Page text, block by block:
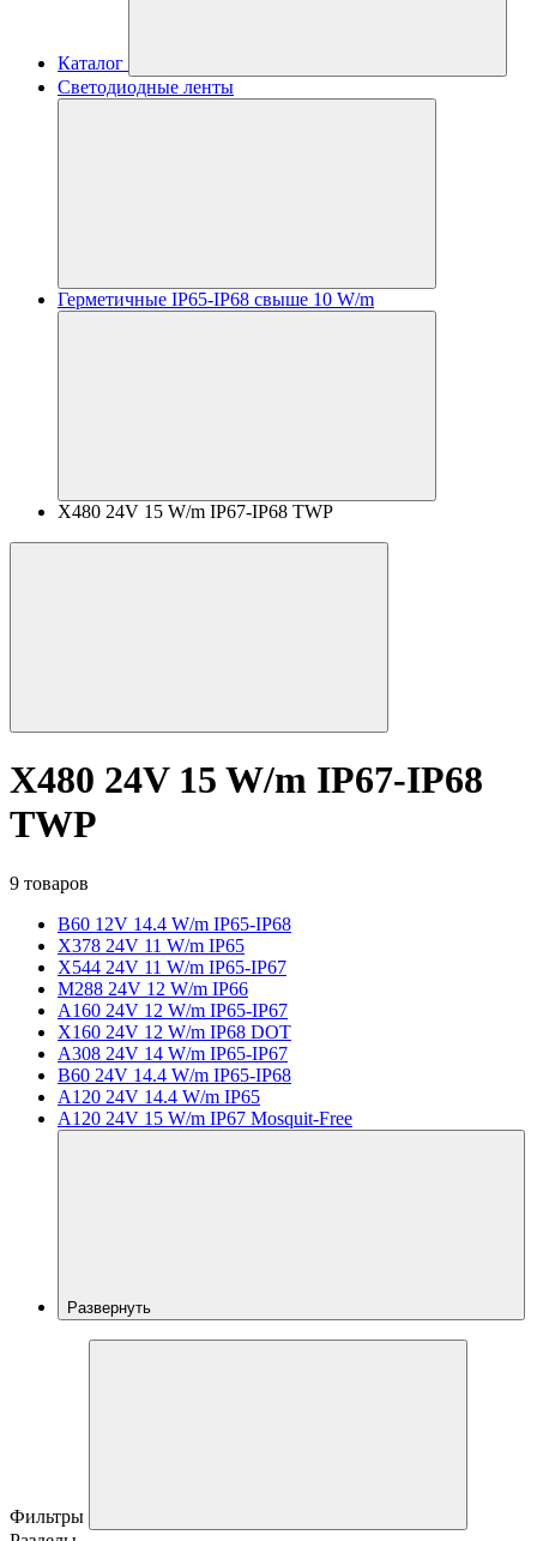
Каталог
Светодиодные ленты
Герметичные IP65-IP68 свыше 10 W/m
X480 24V 15 W/m IP67-IP68 TWP
X480 24V 15 W/m IP67-IP68
TWP
9 товаров
B60 12V 14.4 W/m IP65-IP68
X378 24V 11 W/m IP65
X544 24V 11 W/m IP65-IP67
M288 24V 12 W/m IP66
A160 24V 12 W/m IP65-IP67
X160 24V 12 W/m IP68 DOT
A308 24V 14 W/m IP65-IP67
B60 24V 14.4 W/m IP65-IP68
A120 24V 14.4 W/m IP65
A120 24V 15 W/m IP67 Mosquit-Free
Развернуть
Фильтры